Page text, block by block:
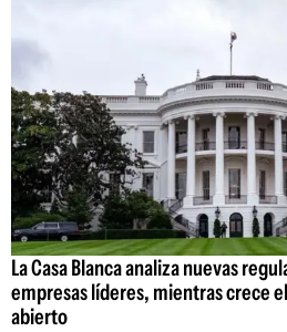
La Casa Blanca analiza nuevas
empresas líderes, mientras crece
abierto